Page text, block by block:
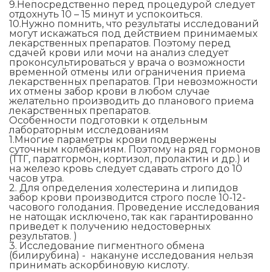
9.Непосредственно перед процедурой следует
отдохнуть 10 – 15 минут и успокоиться.
10.Нужно помнить, что результаты исследований
могут искажаться под действием принимаемых
лекарственных препаратов. Поэтому перед
сдачей крови или мочи на анализ следует
проконсультироваться у врача о возможности
временной отмены или ограничения приема
лекарственных препаратов. При невозможности
их отмены забор крови в любом случае
желательно производить до планового приема
лекарственных препаратов.
Особенности подготовки к отдельным
лабораторным исследованиям
1.Многие параметры крови подвержены
суточным колебаниям. Поэтому на ряд гормонов
(ТТГ, паратгормон, кортизол, пролактин и др.) и
на железо кровь следует сдавать строго до 10
часов утра.
2. Для определения холестерина и липидов
забор крови производится строго после 10-12-
часового голодания. Проведение исследования
не натощак исключено, так как гарантированно
приведет к получению недостоверных
результатов. )
3. Исследование пигментного обмена
(билирубина) - накануне исследования нельзя
принимать аскорбиновую кислоту.